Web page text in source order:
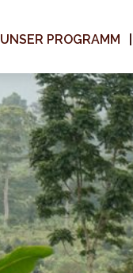
UNSER PROGRAMM